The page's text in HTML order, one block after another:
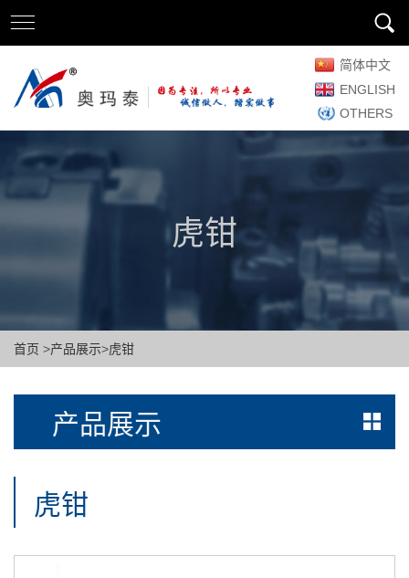
简体中文
ENGLISH
OTHERS
虎钳
首页 >产品展示>虎钳
产品展示
虎钳